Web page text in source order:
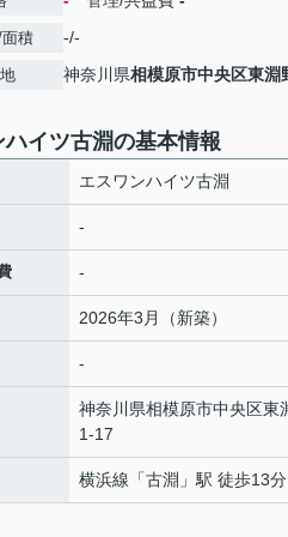
積 -/-
神奈川県相模原市中央区東淵
ハイツ古淵の基本情報
エスワンハイツ古淵
-
-
2026年3月（新築）
-
神奈川県相模原市中央区東
1-17
横浜線 「古淵 」駅 徒歩13分